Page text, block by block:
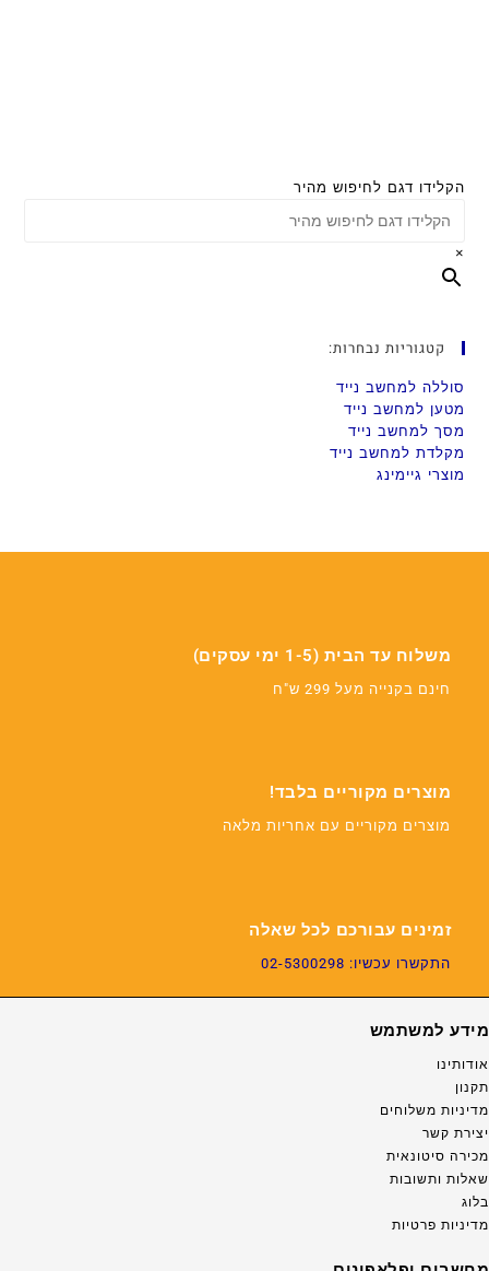
הקלידו דגם לחיפוש מהיר
×
קטגוריות נבחרות:
סוללה למחשב נייד
מטען למחשב נייד
מסך למחשב נייד
מקלדת למחשב נייד
מוצרי גיימינג
משלוח עד הבית (1-5 ימי עסקים)
חינם בקנייה מעל 299 ש"ח
מוצרים מקוריים בלבד!
מוצרים מקוריים עם אחריות מלאה
זמינים עבורכם לכל שאלה
התקשרו עכשיו: 02-5300298
מידע למשתמש
אודותינו
תקנון
מדיניות משלוחים
יצירת קשר
מכירה סיטונאית
שאלות ותשובות
בלוג
מדיניות פרטיות